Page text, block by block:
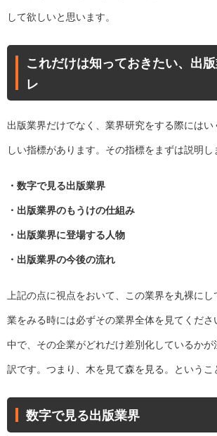
して欲しいと思います。
これだけは知っておきたい、出
レ
出版業界だけでなく、業界研究をする際にはい
しい指標があります。その指標をまずは説明し
・数字で見る出版業界
・出版業界のもうけの仕組み
・出版業界に登場する人物
・出版業界の今後の流れ
上記の点に視点をおいて、この業界を丸裸にし
業をみる時には必ずその業界全体を見てくだ
中で、その企業がどれだけ差別化しているかが
訳です。つまり、木を見て森を見る。というこ
数字で見る出版業界